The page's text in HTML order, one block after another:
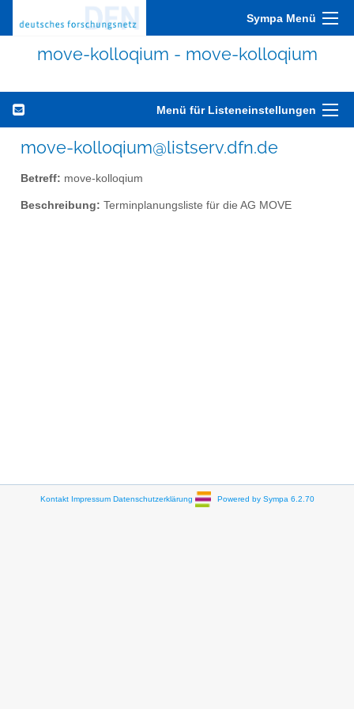
Sympa Menü
move-kolloqium - move-kolloqium
Menü für Listeneinstellungen
move-kolloqium@listserv.dfn.de
Betreff: move-kolloqium
Beschreibung: Terminplanungsliste für die AG MOVE
Kontakt Impressum Datenschutzerklärung Powered by Sympa 6.2.70